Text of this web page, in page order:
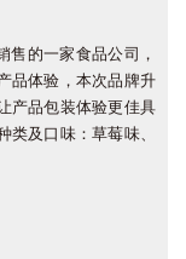
售的一家食品公司，
品体验，本次品牌升
产品包装体验更佳具
及口味：草莓味、